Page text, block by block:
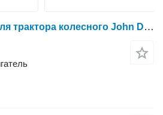
Двигатель Perkins для трактора колесного John Deere